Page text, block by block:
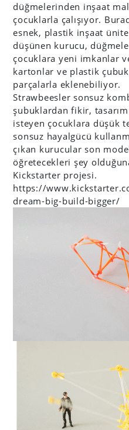
düğmelerinden inşaat
çocuklarla çalışıyor.
esnek, plastik inşaat
düşünen kurucu,
çocuklara yeni imkanlar
kartonlar ve plastik
parçalarla eklenebiliyor.
Strawbeesler sonsuz
şubuklardan fikir,
isteyen çocuklara düşük
sonsuz hayalgücü
çıkan kurucular son
öğretecekleri şey
Kickstarter projesi.
https://
dream-big-build-bigger/